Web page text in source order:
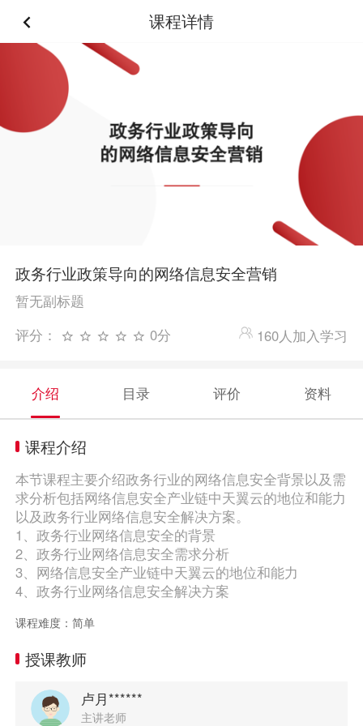
课程详情
政务行业政策导向的网络信息安全营销
暂无副标题
评分：
0分 160人加入学习
介绍 目录 评价 资料
课程介绍
本节课程主要介绍政务行业的网络信息安全背景以及需
求分析包括网络信息安全产业链中天翼云的地位和能力
以及政务行业网络信息安全解决方案。
1、政务行业网络信息安全的背景
2、政务行业网络信息安全需求分析
3、网络信息安全产业链中天翼云的地位和能力
4、政务行业网络信息安全解决方案
课程难度：简单
授课教师
卢月******
主讲老师